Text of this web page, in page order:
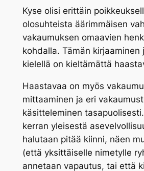
Kyse olisi erittäin
olosuhteista äärimmäisen
vakaumuksen omaavien
kohdalla. Tämän kirjaaminen
kielellä on kieltämättä
Haastavaa on myös
mittaaminen ja eri
käsitteleminen
kerran yleisestä
halutaan pitää kiinni, näen
(että yksittäiselle nimetylle
annetaan vapautus, tai että